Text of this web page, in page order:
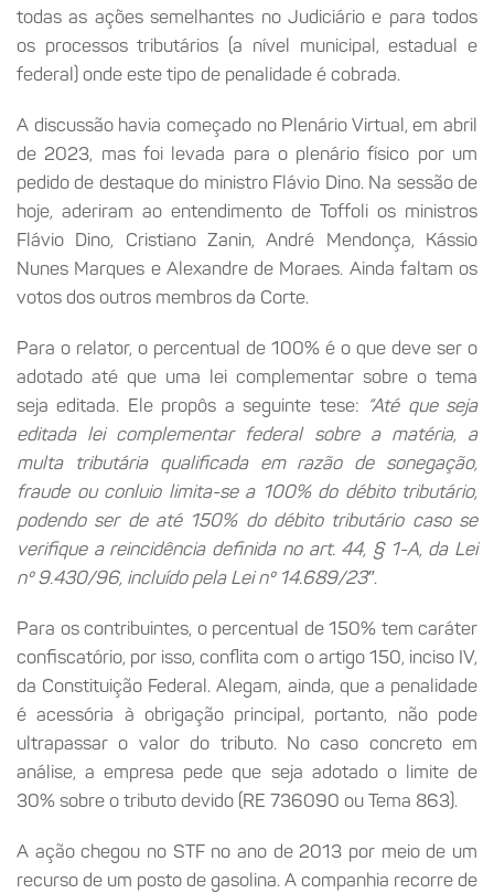
todas as ações semelhantes no Judiciário e para todos
os processos tributários (a nível municipal, estadual e
federal) onde este tipo de penalidade é cobrada.
A discussão havia começado no Plenário Virtual, em abril
de 2023, mas foi levada para o plenário físico por um
pedido de destaque do ministro Flávio Dino. Na sessão de
hoje, aderiram ao entendimento de Toffoli os ministros
Flávio Dino, Cristiano Zanin, André Mendonça, Kássio
Nunes Marques e Alexandre de Moraes. Ainda faltam os
votos dos outros membros da Corte.
Para o relator, o percentual de 100% é o que deve ser o
adotado até que uma lei complementar sobre o tema
seja editada. Ele propôs a seguinte tese: “Até que seja
editada lei complementar federal sobre a matéria, a
multa tributária qualificada em razão de sonegação,
fraude ou conluio limita-se a 100% do débito tributário,
podendo ser de até 150% do débito tributário caso se
verifique a reincidência definida no art. 44, § 1-A, da Lei
nº 9.430/96, incluído pela Lei nº 14.689/23″.
Para os contribuintes, o percentual de 150% tem caráter
confiscatório, por isso, conflita com o artigo 150, inciso IV,
da Constituição Federal. Alegam, ainda, que a penalidade
é acessória à obrigação principal, portanto, não pode
ultrapassar o valor do tributo. No caso concreto em
análise, a empresa pede que seja adotado o limite de
30% sobre o tributo devido (RE 736090 ou Tema 863).
A ação chegou no STF no ano de 2013 por meio de um
recurso de um posto de gasolina. A companhia recorre de